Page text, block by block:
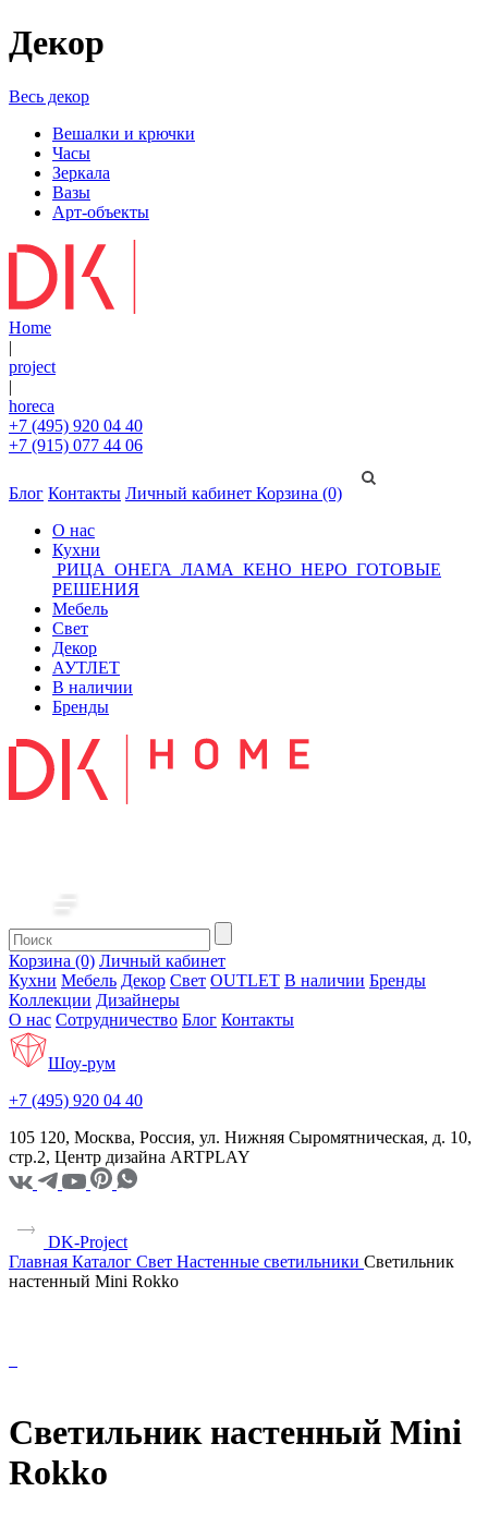
Декор
Весь декор
Вешалки и крючки
Часы
Зеркала
Вазы
Арт-объекты
Home
|
project
|
horeca
+7 (495) 920 04 40
+7 (915) 077 44 06
Блог Контакты Личный кабинет Корзина (0)
О нас
Кухни
РИЦА ОНЕГА ЛАМА КЕНО НЕРО ГОТОВЫЕ
РЕШЕНИЯ
Мебель
Свет
Декор
АУТЛЕТ
В наличии
Бренды
Корзина (0) Личный кабинет
Кухни Мебель Декор Свет OUTLET В наличии Бренды
Коллекции Дизайнеры
О нас Сотрудничество Блог Контакты
Шоу-рум
+7 (495) 920 04 40
105 120, Москва, Россия, ул. Нижняя Сыромятническая, д. 10,
стр.2, Центр дизайна ARTPLAY
DK-Project
Главная Каталог Свет Настенные светильники Светильник
настенный Mini Rokko
Светильник настенный Mini
Rokko